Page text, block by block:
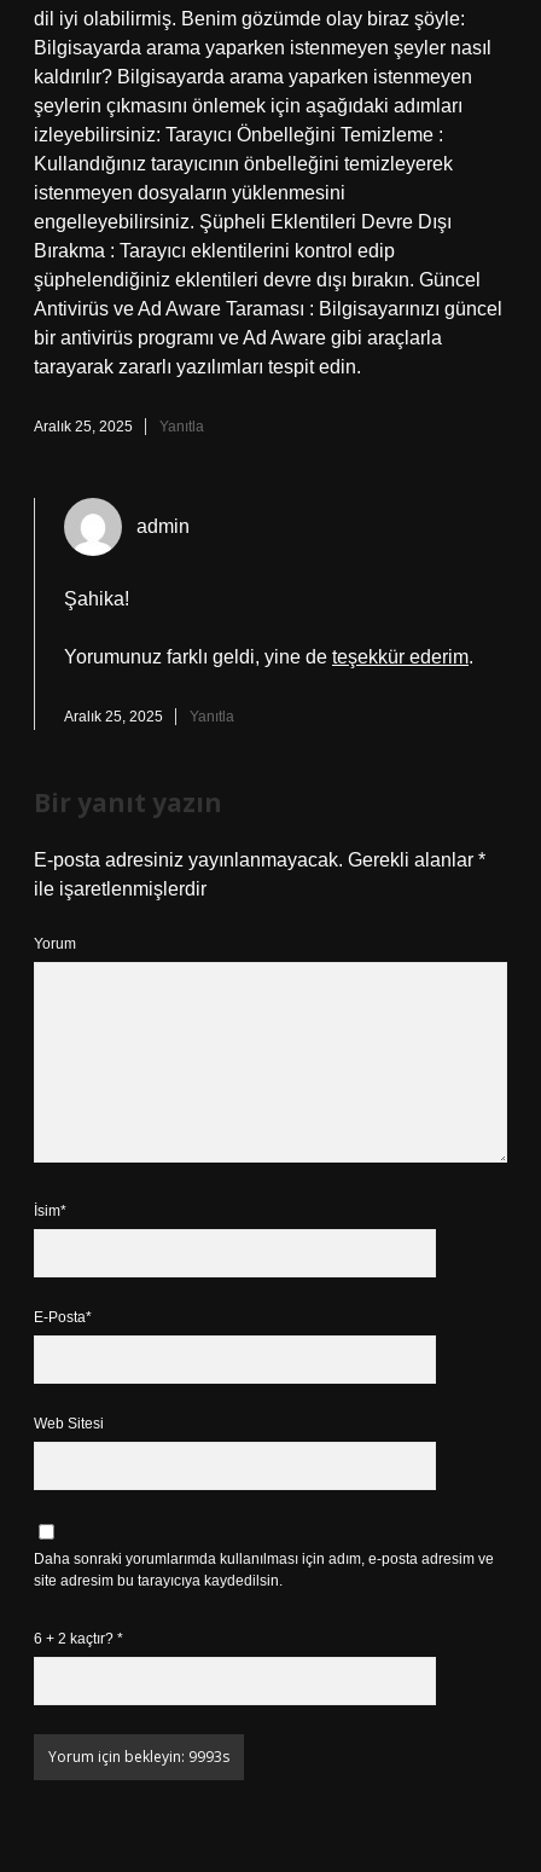
dil iyi olabilirmiş. Benim gözümde olay biraz şöyle:
Bilgisayarda arama yaparken istenmeyen şeyler nasıl
kaldırılır? Bilgisayarda arama yaparken istenmeyen
şeylerin çıkmasını önlemek için aşağıdaki adımları
izleyebilirsiniz: Tarayıcı Önbelleğini Temizleme :
Kullandığınız tarayıcının önbelleğini temizleyerek
istenmeyen dosyaların yüklenmesini
engelleyebilirsiniz. Şüpheli Eklentileri Devre Dışı
Bırakma : Tarayıcı eklentilerini kontrol edip
şüphelendiğiniz eklentileri devre dışı bırakın. Güncel
Antivirüs ve Ad Aware Taraması : Bilgisayarınızı güncel
bir antivirüs programı ve Ad Aware gibi araçlarla
tarayarak zararlı yazılımları tespit edin.
Aralık 25, 2025 Yanıtla
admin
Şahika!
Yorumunuz farklı geldi, yine de teşekkür ederim.
Aralık 25, 2025 Yanıtla
Bir yanıt yazın
E-posta adresiniz yayınlanmayacak. Gerekli alanlar *
ile işaretlenmişlerdir
Yorum
İsim*
E-Posta*
Web Sitesi
Daha sonraki yorumlarımda kullanılması için adım, e-posta adresim ve
site adresim bu tarayıcıya kaydedilsin.
6 + 2 kaçtır? *